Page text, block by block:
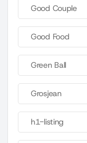
Good Couple
Good Food
Green Ball
Grosjean
h1-listing